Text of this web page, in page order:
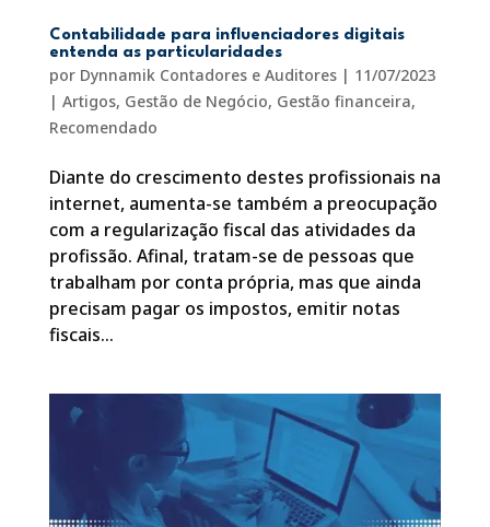
Contabilidade para influenciadores digitais
entenda as particularidades
por Dynnamik Contadores e Auditores| 11/07/2023
| Artigos, Gestão de Negócio, Gestão financeira,
Recomendado
Diante do crescimento destes profissionais na
internet, aumenta-se também a preocupação
com a regularização fiscal das atividades da
profissão. Afinal, tratam-se de pessoas que
trabalham por conta própria, mas que ainda
precisam pagar os impostos, emitir notas
fiscais...